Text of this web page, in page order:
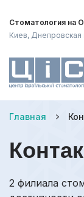
Стоматология на
Киев, Днепровская
Главная
2 филиала